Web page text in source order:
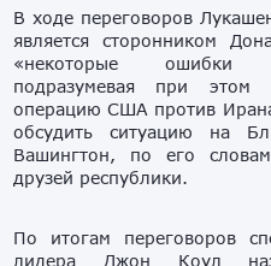
В ходе переговоров
является сторонником
«некоторые ошибки
подразумевая при этом
операцию США против
обсудить ситуацию на
Вашингтон, по его
друзей республики.
По итогам переговоров
лидера Джон Коул